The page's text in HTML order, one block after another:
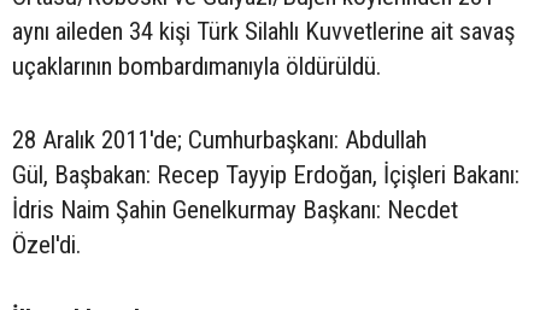
aynı aileden 34 kişi Türk Silahlı Kuvvetlerine ait savaş
uçaklarının bombardımanıyla öldürüldü.
28 Aralık 2011'de; Cumhurbaşkanı: Abdullah
Gül, Başbakan: Recep Tayyip Erdoğan, İçişleri Bakanı:
İdris Naim Şahin Genelkurmay Başkanı: Necdet
Özel'di.